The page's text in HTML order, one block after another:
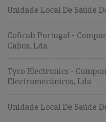
Unidade Local De Saúde
Coficab Portugal -
Cabos, Lda
Tyco Electronics -
Electromecânicos, Lda
Unidade Local De Saúde